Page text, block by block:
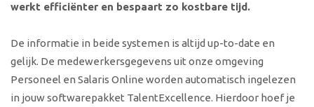
werkt efficiënter en bespaart zo kostbare tijd.
De informatie in beide systemen is altijd up-to-date en
gelijk. De medewerkersgegevens uit onze omgeving
Personeel en Salaris Online worden automatisch ingelezen
in jouw softwarepakket TalentExcellence. Hierdoor hoef je